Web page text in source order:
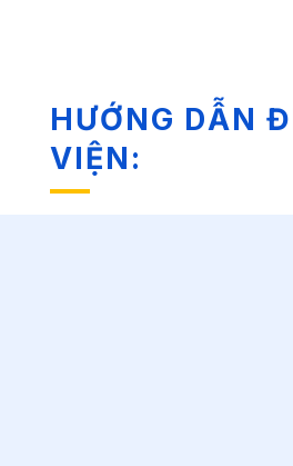
HƯỚNG DẪN
VIỆN: